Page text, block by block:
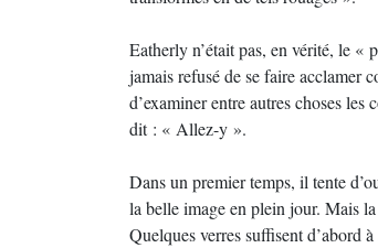
Eatherly n’était pas, en vérité, le «
jamais refusé de se faire acclamer
d’examiner entre autres choses
dit : « Allez-y ».
Dans un premier temps, il tente
la belle image en plein jour. Mais
Quelques verres suffisent d’abord